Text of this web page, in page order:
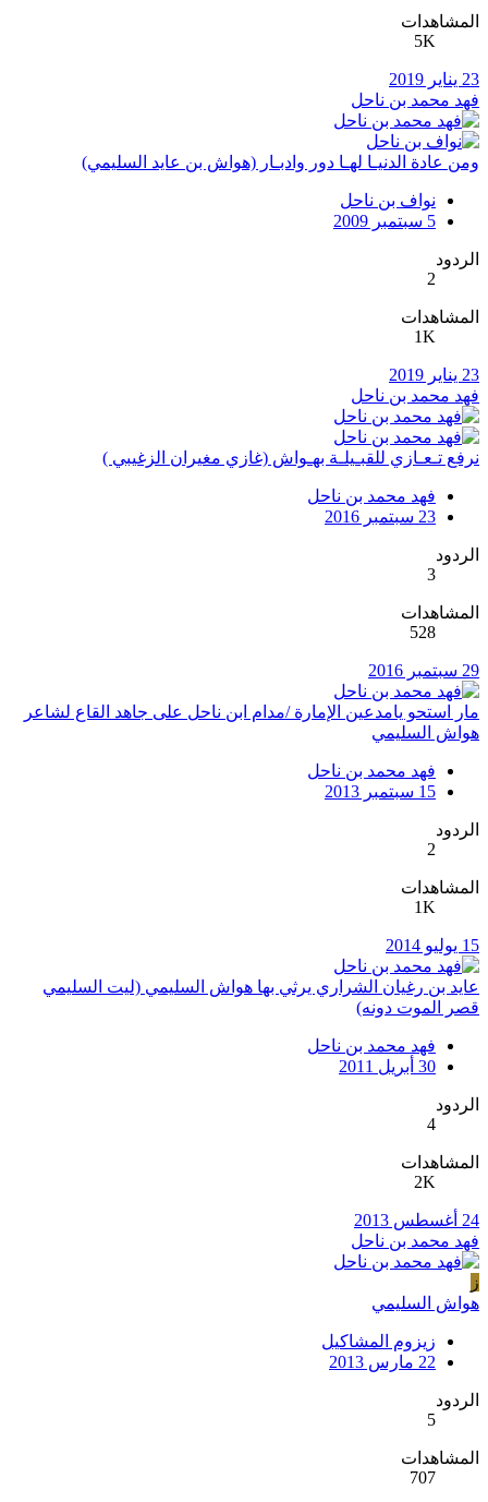
المشاهدات
5K
23 يناير 2019
فهد محمد بن ناحل
ومن عادة الدنيـا لهـا دور وادبـار (هواش بن عايد السليمي)
نواف بن ناحل
5 سبتمبر 2009
الردود
2
المشاهدات
1K
23 يناير 2019
فهد محمد بن ناحل
نرفع تـعـازي للقبـيلـة بهـواش (غازي مغيران الزغيبي )
فهد محمد بن ناحل
23 سبتمبر 2016
الردود
3
المشاهدات
528
29 سبتمبر 2016
مار استحو يامدعين الإمارة /مدام ابن ناحل على جاهد القاع لشاعر
هواش السليمي
فهد محمد بن ناحل
15 سبتمبر 2013
الردود
2
المشاهدات
1K
15 يوليو 2014
عايد بن رغيان الشراري يرثي بها هواش السليمي (ليت السليمي
قصر الموت دونه)
فهد محمد بن ناحل
30 أبريل 2011
الردود
4
المشاهدات
2K
24 أغسطس 2013
فهد محمد بن ناحل
ز
هواش السليمي
زيزوم المشاكيل
22 مارس 2013
الردود
5
المشاهدات
707